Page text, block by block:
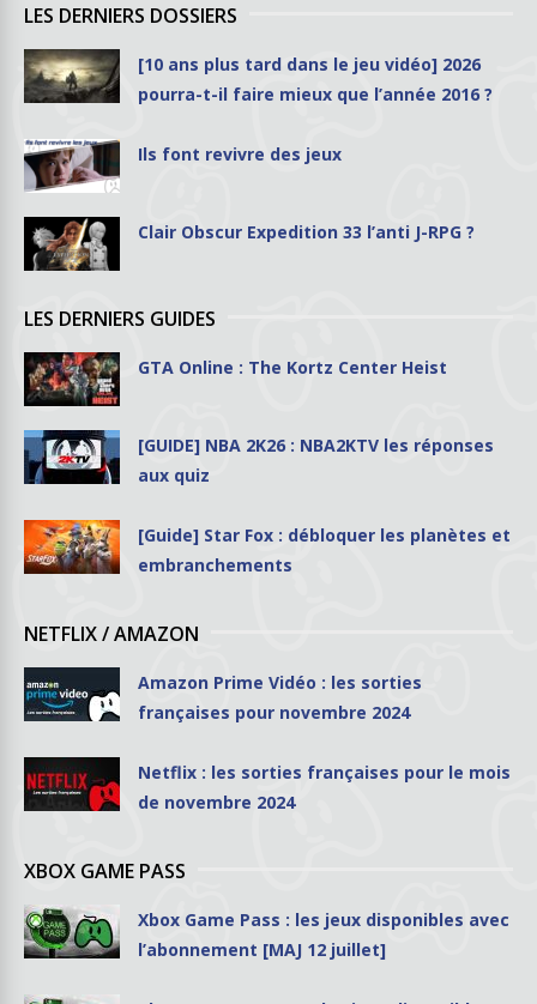
LES DERNIERS DOSSIERS
[10 ans plus tard dans le jeu vidéo] 2026
pourra-t-il faire mieux que l’année 2016 ?
Ils font revivre des jeux
Clair Obscur Expedition 33 l’anti J-RPG ?
LES DERNIERS GUIDES
GTA Online : The Kortz Center Heist
[GUIDE] NBA 2K26 : NBA2KTV les réponses
aux quiz
[Guide] Star Fox : débloquer les planètes et
embranchements
NETFLIX / AMAZON
Amazon Prime Vidéo : les sorties
françaises pour novembre 2024
Netflix : les sorties françaises pour le mois
de novembre 2024
XBOX GAME PASS
Xbox Game Pass : les jeux disponibles avec
l’abonnement [MAJ 12 juillet]